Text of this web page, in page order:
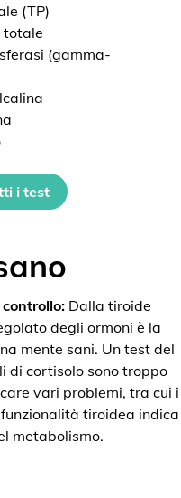
(TP)
totale
(gamma-
i test
Dalla tiroide
degli ormoni è la
mente sani. Un test del
di cortisolo sono troppo
vari problemi, tra cui i
tiroidea indica
metabolismo.